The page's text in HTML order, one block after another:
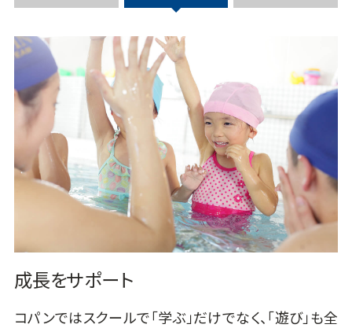
成長をサポート
コパンではスクールで「学ぶ」だけでなく、「遊び」も全